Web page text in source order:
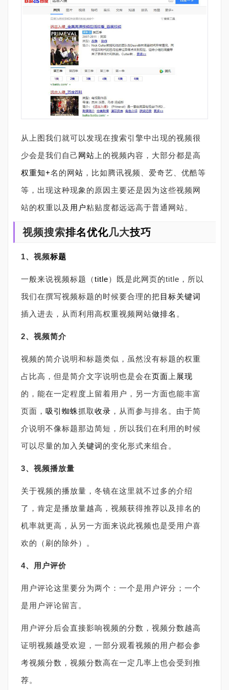
从上图我们就可以发现在搜索引擎中出现的视频很
少会是我们自己 网站 上的视频内容，大部分都是高
权重知+名的网站 ，比如腾讯视频、爱奇艺、优酷等
等，出现这种现象的原因主要还是因为这些视频网
站的权重以及 用户粘贴度都远远高于普通网站。
视频搜索排名优化几大技巧
1、视频标题
一般来说视频标题（title）既是此网页的title，所以
我们在撰写视频标题的时候要合理的把目标关键词
插入进去，从而利用高权重视频网站做排名 。
2、视频简介
视频的简介说明和标题类似，虽然没有标题的权重
占比高，但是简介文字说明也是会在页面 上 展现
的，能在一定程度上留着用户，另一方面也能丰富
页面， 吸引蜘蛛抓取收录 ，从而参与排名。由于简
介说明不像标题那边简短，所以我们在利用的时候
可以尽量的加入 关键词的变化形式来组合。
3、视频播放量
关于视频的播放量，冬镜在这里就不过多的介绍
了，肯定是播放量越高，视频获得推荐以及排名的
机率就更高，从另一方面来说此视频也是受用户喜
欢的（刷的除外）。
4、用户评价
用户评论这里要分为两个：一个是用户评分；一个
是用户评论留言。
用户评分后会直接影响视频的分数，视频分数越高
证明视频越受欢迎，一部分观看视频的用户都会参
考视频分数，视频分数高在一定几率上也会受到推
荐。